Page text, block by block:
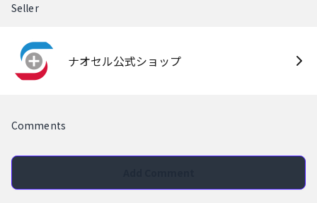
Seller
ナオセル公式ショップ
Comments